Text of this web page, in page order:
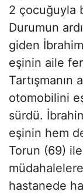
2 çocuğuyla
Durumun
giden
eşinin aile
otomobilini
sürdü.
eşinin hem
Torun (69)
hastanede